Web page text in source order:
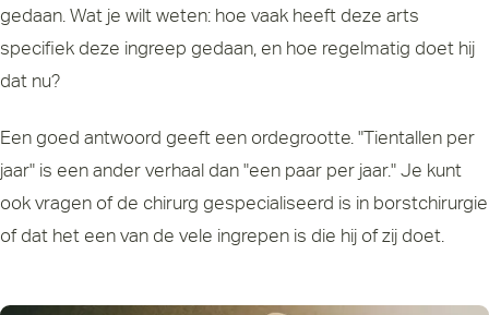
gedaan. Wat je wilt weten: hoe vaak heeft deze arts
specifiek deze ingreep gedaan, en hoe regelmatig doet hij
dat nu?
Een goed antwoord geeft een ordegrootte. "Tientallen per
jaar" is een ander verhaal dan "een paar per jaar." Je kunt
ook vragen of de chirurg gespecialiseerd is in borstchirurgie
of dat het een van de vele ingrepen is die hij of zij doet.